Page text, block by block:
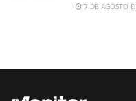
7 DE AGOSTO